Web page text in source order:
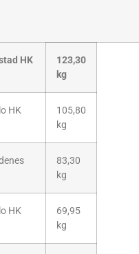
HK
123,30
kg
HK
105,80
kg
83,30
kg
HK
69,95
kg